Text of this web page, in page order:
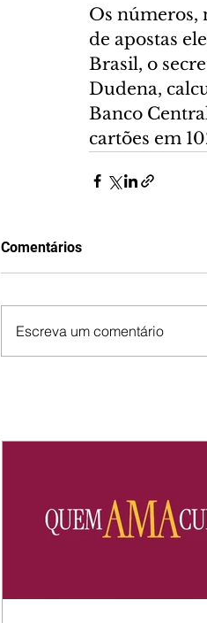
Os números,
de apostas
Brasil, o
Dudena,
Banco
cartões em
Comentários
Escreva um comentário